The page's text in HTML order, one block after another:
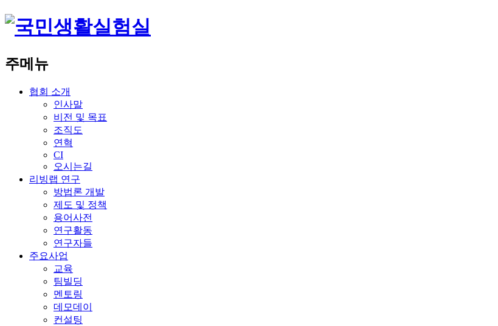
주메뉴
협회 소개
인사말
비전 및 목표
조직도
연혁
CI
오시는길
리빙랩 연구
방법론 개발
제도 및 정책
용어사전
연구활동
연구자들
주요사업
교육
팀빌딩
멘토링
데모데이
컨설팅